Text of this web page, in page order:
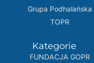
Grupa Podhalańska
TOPR
Kategorie
FUNDACJA GOPR